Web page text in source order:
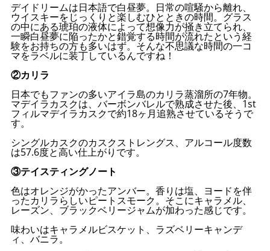
デイドリームは日本語で白昼夢。日常の喧騒から離れ、
ウイスキーをじっくりと楽しむひとときの時間。グラス
の中にある琥珀の液体によって想像力が掻き立てられ、
一瞬白昼夢に陥ったかと錯覚する時間が流れたという経
験をお持ちの方も多いはず。そんな不思議な時間の一コ
マをラベルに装丁しているんですね！
②カリラ
日本でもファンの多いアイラ島のカリラ蒸溜所の7年物。
マデイラカスクは、バーボンバレルで熟成させた後、1st
フィルマデイラカスクで約18ヶ月追熟させているそうで
す。
シングルカスクのカスクストレングス、アルコール度数
は57.6度と高い仕上がりです。
③テイスティングノート
色はオレンジがかったアンバー。香りは塩、ヨードを伴
ったカリラらしいピートスモーク。そこにキャラメル、
レーズン、ブラックベリージャムが加わった感じです。
味わいはキャラメルビスケット、ラズベリーキャンデ
ィ、バニラ。